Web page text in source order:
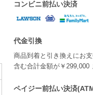
コンビニ前払い決済
代金引換
商品到着と引き換えにお
含む合計金額が￥299,000
ペイジー前払い決済